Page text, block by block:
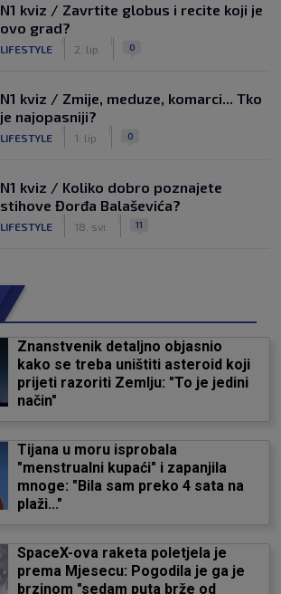
N1 kviz / Zavrtite globus i recite koji je
ovo grad?
LIFESTYLE 2. lip. 0
N1 kviz / Zmije, meduze, komarci... Tko
je najopasniji?
LIFESTYLE 1. lip. 0
N1 kviz / Koliko dobro poznajete
stihove Đorđa Balaševića?
LIFESTYLE 18. svi. 11
Znanstvenik detaljno objasnio
kako se treba uništiti asteroid koji
prijeti razoriti Zemlju: "To je jedini
način"
Tijana u moru isprobala
"menstrualni kupaći" i zapanjila
mnoge: "Bila sam preko 4 sata na
plaži..."
SpaceX-ova raketa poletjela je
prema Mjesecu: Pogodila je ga je
brzinom "sedam puta brže od